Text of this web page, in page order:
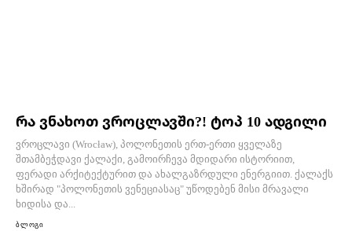
რა ვნახოთ ვროცლავში?! ტოპ 10 ადგილი
ვროცლავი (Wrocław), პოლონეთის ერთ-ერთი ყველაზე
შთამბეჭდავი ქალაქი, გამოირჩევა მდიდარი ისტორიით,
ფერადი არქიტექტურით და ახალგაზრდული ენერგიით. ქალაქს
ხშირად "პოლონეთის ვენეციასაც" უწოდებენ მისი მრავალი
ხიდისა და...
ბლოგი